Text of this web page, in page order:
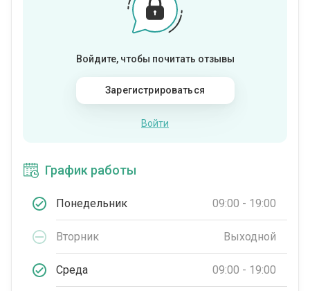
Войдите, чтобы почитать отзывы
Зарегистрироваться
Войти
График работы
Понедельник 09:00 - 19:00
Вторник Выходной
Среда 09:00 - 19:00